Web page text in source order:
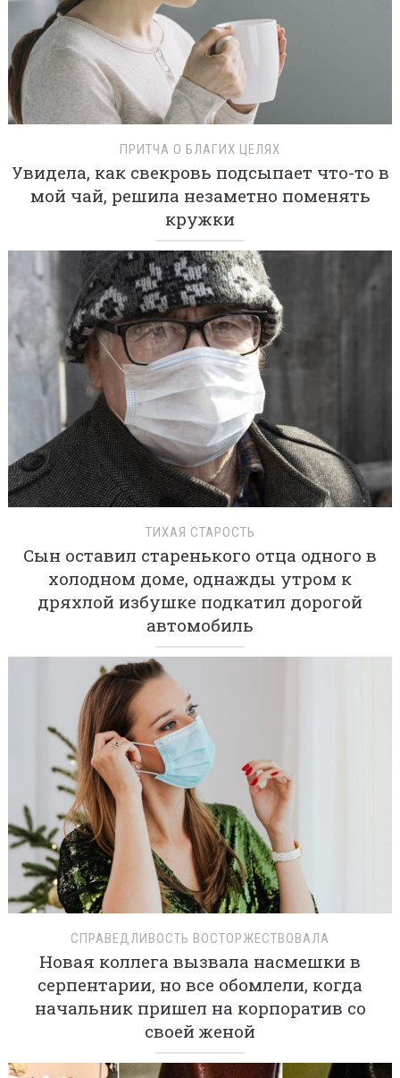
ПРИТЧА О БЛАГИХ ЦЕЛЯХ
Увидела, как свекровь подсыпает что-то в
мой чай, решила незаметно поменять
кружки
ТИХАЯ СТАРОСТЬ
Сын оставил старенького отца одного в
холодном доме, однажды утром к
дряхлой избушке подкатил дорогой
автомобиль
СПРАВЕДЛИВОСТЬ ВОСТОРЖЕСТВОВАЛА
Новая коллега вызвала насмешки в
серпентарии, но все обомлели, когда
начальник пришел на корпоратив со
своей женой